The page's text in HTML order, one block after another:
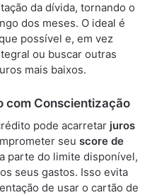
da dívida, tornando o
dos meses. O ideal é
possível e, em vez
ou buscar outras
mais baixos.
com Conscientização
pode acarretar juros
seu score de
parte do limite disponível,
seus gastos. Isso evita
de usar o cartão de